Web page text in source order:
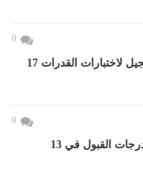
0
تنسيق الجامعات 2026.. إتاحة التسجيل لاختبارات القدرات 17
0
تنسيق الثانوى العام 2027.. اعرف درجات القبول في 13